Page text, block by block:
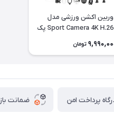
اکشن ورزشی مدل
Sport Camera 4K H.265 پک
تومان
پرداخت امن ضمانت